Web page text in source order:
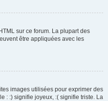
sur ce forum. La plupart des
être appliquées avec les
images utilisées pour exprimer des
: :) signifie joyeux, :( signifie triste. La